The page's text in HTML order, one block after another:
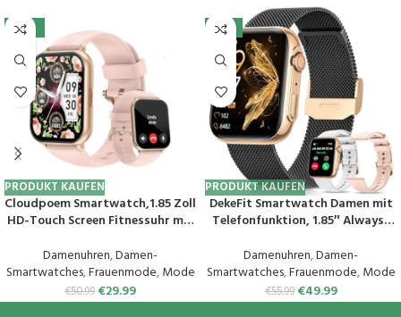
-41%
PRODUKT KAUFEN
Cloudpoem Smartwatch,1.85 Zoll
HD-Touch Screen Fitnessuhr mit
Überwachung Pulsuhr
Schlafmonitor Schrittzähler Uhr
100+ Trainingsmodi Sportuhr
für Damen Herren Android iOS
Damenuhren,Damen-
Smartwatches,Frauenmode,Mode
€50.99 €29.99
-11%
PRODUKT KAUFEN
DekeFit Smartwatch Damen mit
Telefonfunktion, 1.85″ Always-
mit
Schlafmonitor/Herzfrequenz/Sp
O2, 120+ Sportuhr IP68
Wasserdicht für iOS Android
Damenuhren,Damen-
Smartwatches,Frauenmode,Mode
€55.99 €49.99